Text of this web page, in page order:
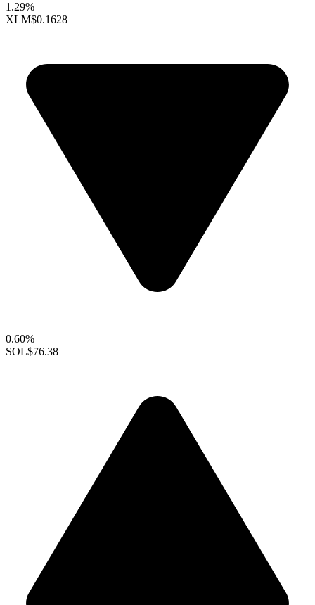
1.29%
XLM$0.1628
0.60%
SOL$76.38